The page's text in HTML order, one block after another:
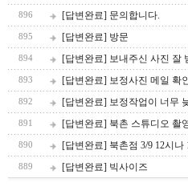
896 [답변완료] 문의합니다.
895 [답변완료] 방문
894 [답변완료] 보내주신 사진 잘
893 [답변완료] 보정사진 메일 확
892 [답변완료] 보정작업이 너무
891 [답변완료] 북촌 스튜디오 촬
890 [답변완료] 북촌점 3/9 12시
889 [답변완료] 빅사이즈